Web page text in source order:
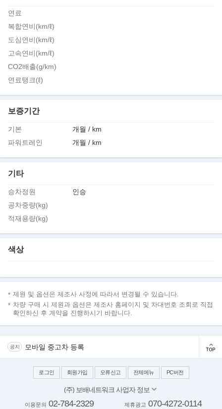
연료
복합연비(km/ℓ)
도심연비(km/ℓ)
고속연비(km/ℓ)
CO2배출(g/km)
연료탱크(ℓ)
보증기간
기본
개월 / km
파워트레인
개월 / km
기타
승차정원
인승
공차중량(kg)
적재용량(kg)
색상
제원 및 옵션은 제조사 사정에 따라서 변경될 수 있습니다.
차량 구매 시 제원과 옵션은 제조사 홈페이지 및 차대번호 조회로 직접
확인하신 후 계약을 진행하시기 바랍니다.
공지 모바일 중고차 등록
로그인 회원가입 오류신고 전체메뉴 PC버전
(주) 보배네트워크 사업자 정보
대표이사: 김보배
이용문의 02-784-2329 제휴광고 070-4272-0114